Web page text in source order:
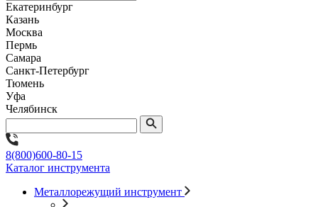
Екатеринбург
Казань
Москва
Пермь
Самара
Санкт-Петербург
Тюмень
Уфа
Челябинск
8(800)600-80-15
Каталог инструмента
Металлорежущий инструмент